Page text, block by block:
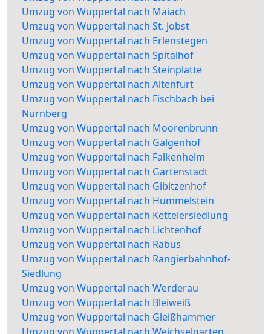
Umzug von Wuppertal nach Maiach
Umzug von Wuppertal nach St. Jobst
Umzug von Wuppertal nach Erlenstegen
Umzug von Wuppertal nach Spitalhof
Umzug von Wuppertal nach Steinplatte
Umzug von Wuppertal nach Altenfurt
Umzug von Wuppertal nach Fischbach bei
Nürnberg
Umzug von Wuppertal nach Moorenbrunn
Umzug von Wuppertal nach Galgenhof
Umzug von Wuppertal nach Falkenheim
Umzug von Wuppertal nach Gartenstadt
Umzug von Wuppertal nach Gibitzenhof
Umzug von Wuppertal nach Hummelstein
Umzug von Wuppertal nach Kettelersiedlung
Umzug von Wuppertal nach Lichtenhof
Umzug von Wuppertal nach Rabus
Umzug von Wuppertal nach Rangierbahnhof-
Siedlung
Umzug von Wuppertal nach Werderau
Umzug von Wuppertal nach Bleiweiß
Umzug von Wuppertal nach Gleißhammer